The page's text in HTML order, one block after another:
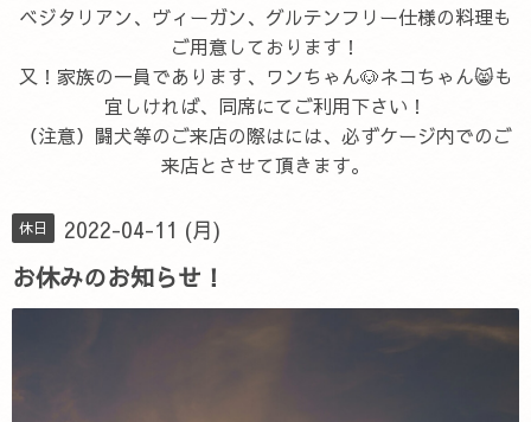
ベジタリアン、ヴィーガン、グルテンフリー仕様の料理も
ご用意しております！
又！家族の一員であります、ワンちゃん🐶ネコちゃん😸も
宜しければ、同席にてご利用下さい！
（注意）闘犬等のご来店の際はには、必ずケージ内でのご
来店とさせて頂きます。
休日 2022-04-11 (月)
お休みのお知らせ！